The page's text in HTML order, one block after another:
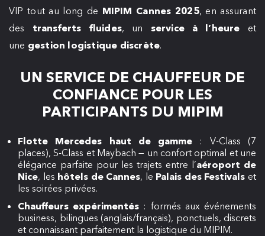
VIP tout au long de MIPIM Cannes 2025, en assurant
des transferts fluides, un service à l’heure et
une gestion logistique discrète.
UN SERVICE DE CHAUFFEUR DE
CONFIANCE POUR LES
PARTICIPANTS DU MIPIM
Flotte Mercedes haut de gamme : V-Class (7
places), S-Class et Maybach — un confort optimal et une
élégance parfaite pour les trajets entre l’aéroport de
Nice, les hôtels de Cannes, le Palais des Festivals et
les soirées privées.
Chauffeurs expérimentés : formés aux événements
business, bilingues (anglais/français), ponctuels, discrets
et connaissant parfaitement la logistique du MIPIM.